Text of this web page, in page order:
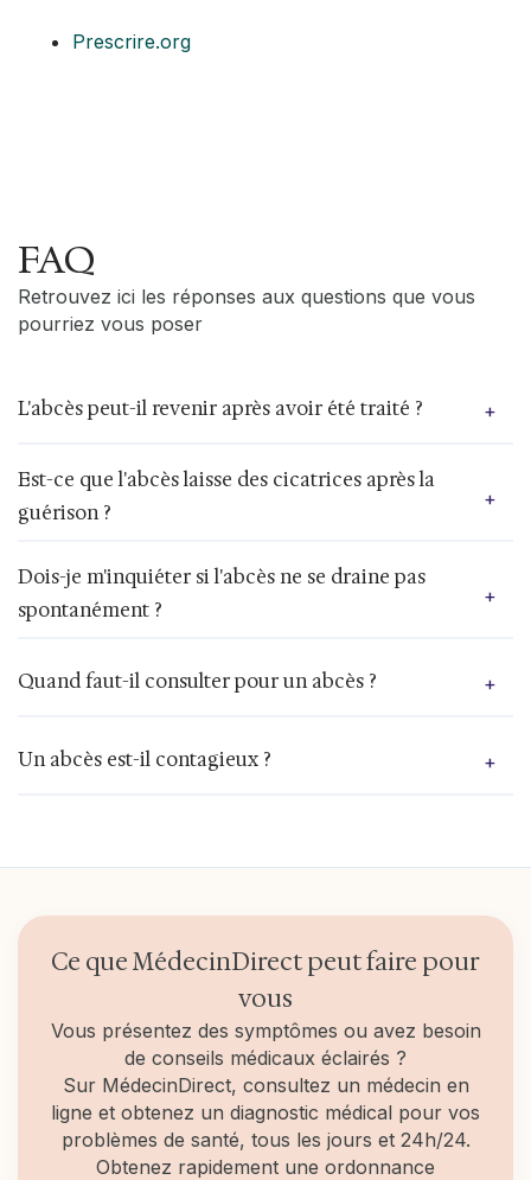
Prescrire.org
FAQ
Retrouvez ici les réponses aux questions que vous
pourriez vous poser
L'abcès peut-il revenir après avoir été traité ? +
Oui, il est possible qu’un abcès récidive, surtout si
la cause sous-jacente de l’infection n’a pas été
complètement éliminée. Il est important de suivre
prenant tous les antibiotiques prescrits et en
surveillant la zone pour détecter toute nouvelle
Est-ce que l'abcès laisse des cicatrices après la
guérison ?
+
Oui, certains abcès, en particulier ceux qui sont
gros ou qui ont nécessité un drainage chirurgical,
peuvent laisser des cicatrices. Des soins
pansements et de crèmes cicatrisantes, peuvent
aider à minimiser les cicatrices.
Dois-je m'inquiéter si l'abcès ne se draine pas
spontanément ?
+
Un abcès qui ne se draine pas spontanément
peut entraîner des complications, comme une
Une incision pour drainer le pus peut être
Quand faut-il consulter pour un abcès ? +
Il est important de consulter si l’abcès s’aggrave,
s’accompagne de fièvre, s’étend, ou s’il est situé
Un abcès est-il contagieux ? +
peuvent se transmettre par contact avec le pus
Ce que MédecinDirect peut faire pour
vous
Vous présentez des symptômes ou avez besoin
de conseils médicaux éclairés ?
Sur MédecinDirect, consultez un médecin en
ligne et obtenez un diagnostic médical pour vos
problèmes de santé, tous les jours et 24h/24.
Obtenez rapidement une ordonnance